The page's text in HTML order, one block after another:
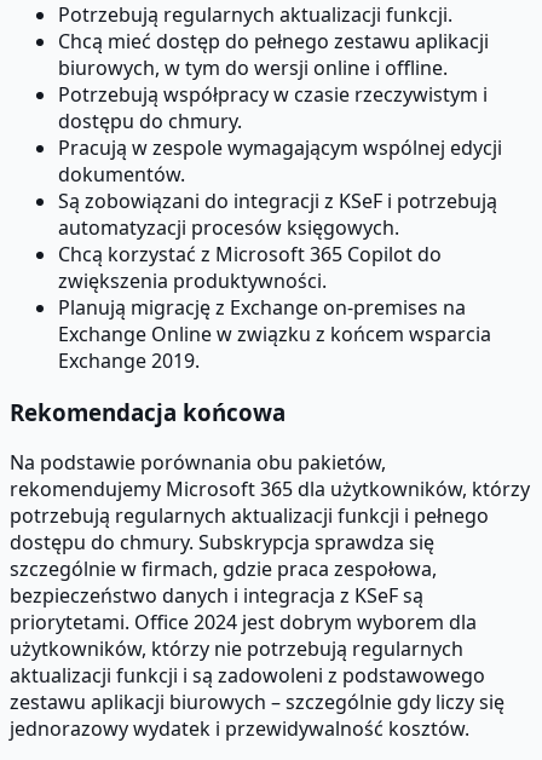
Potrzebują regularnych aktualizacji funkcji.
Chcą mieć dostęp do pełnego zestawu aplikacji
biurowych, w tym do wersji online i offline.
Potrzebują współpracy w czasie rzeczywistym i
dostępu do chmury.
Pracują w zespole wymagającym wspólnej edycji
dokumentów.
Są zobowiązani do integracji z KSeF i potrzebują
automatyzacji procesów księgowych.
Chcą korzystać z Microsoft 365 Copilot do
zwiększenia produktywności.
Planują migrację z Exchange on-premises na
Exchange Online w związku z końcem wsparcia
Exchange 2019.
Rekomendacja końcowa
Na podstawie porównania obu pakietów,
rekomendujemy Microsoft 365 dla użytkowników, którzy
potrzebują regularnych aktualizacji funkcji i pełnego
dostępu do chmury. Subskrypcja sprawdza się
szczególnie w firmach, gdzie praca zespołowa,
bezpieczeństwo danych i integracja z KSeF są
priorytetami. Office 2024 jest dobrym wyborem dla
użytkowników, którzy nie potrzebują regularnych
aktualizacji funkcji i są zadowoleni z podstawowego
zestawu aplikacji biurowych – szczególnie gdy liczy się
jednorazowy wydatek i przewidywalność kosztów.